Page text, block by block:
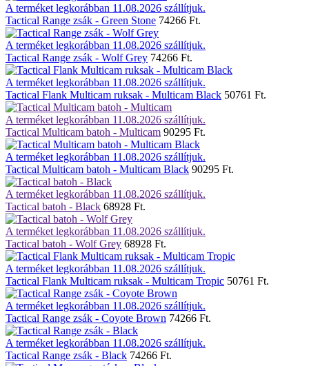
A terméket legkorábban 11.08.2026 szállítjuk.
Tactical Range zsák - Green Stone 74266 Ft.
A terméket legkorábban 11.08.2026 szállítjuk.
Tactical Range zsák - Wolf Grey 74266 Ft.
A terméket legkorábban 11.08.2026 szállítjuk.
Tactical Flank Multicam ruksak - Multicam Black 50761 Ft.
A terméket legkorábban 11.08.2026 szállítjuk.
Tactical Multicam batoh - Multicam 90295 Ft.
A terméket legkorábban 11.08.2026 szállítjuk.
Tactical Multicam batoh - Multicam Black 90295 Ft.
A terméket legkorábban 11.08.2026 szállítjuk.
Tactical batoh - Black 68928 Ft.
A terméket legkorábban 11.08.2026 szállítjuk.
Tactical batoh - Wolf Grey 68928 Ft.
A terméket legkorábban 11.08.2026 szállítjuk.
Tactical Flank Multicam ruksak - Multicam Tropic 50761 Ft.
A terméket legkorábban 11.08.2026 szállítjuk.
Tactical Range zsák - Coyote Brown 74266 Ft.
A terméket legkorábban 11.08.2026 szállítjuk.
Tactical Range zsák - Black 74266 Ft.